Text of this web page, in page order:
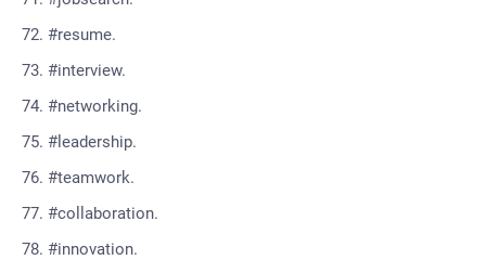
#resume.
#interview.
#networking.
#leadership.
#teamwork.
#collaboration.
#innovation.